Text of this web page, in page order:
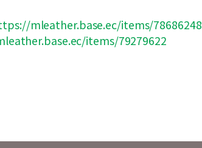
mleather.base.ec/items/78686248
items/79279622